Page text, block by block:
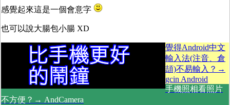
感覺起來這是一個會意字
也可以說大腸包小腸 XD
覺得Android中文
輸入法(注音、倉
頡)不易輸入？→
gcin Android
手機照相看照片
不方便？→ AndCamera